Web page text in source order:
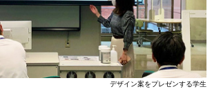
デザイン案をプレゼンする学生